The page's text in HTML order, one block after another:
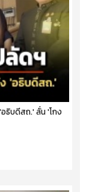
ธิบดีสถ.' ลั่น 'โกง